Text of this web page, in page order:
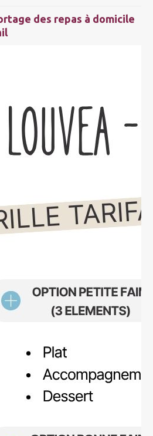
des repas à domicile